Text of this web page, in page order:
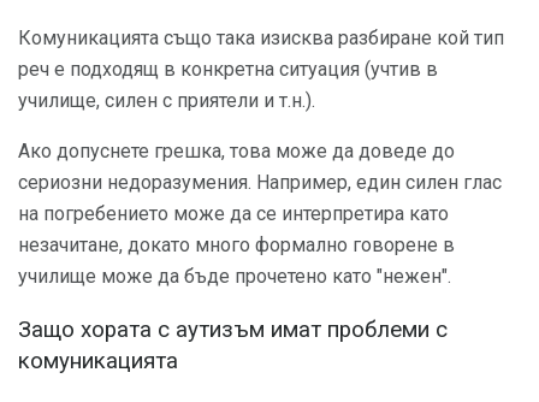
Комуникацията също така изисква разбиране кой тип
реч е подходящ в конкретна ситуация (учтив в
училище, силен с приятели и т.н.).
Ако допуснете грешка, това може да доведе до
сериозни недоразумения. Например, един силен глас
на погребението може да се интерпретира като
незачитане, докато много формално говорене в
училище може да бъде прочетено като "нежен".
Защо хората с аутизъм имат проблеми с
комуникацията